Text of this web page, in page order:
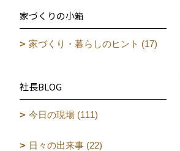
家づくりの小箱
家づくり・暮らしのヒント (17)
社長BLOG
今日の現場 (111)
日々の出来事 (22)